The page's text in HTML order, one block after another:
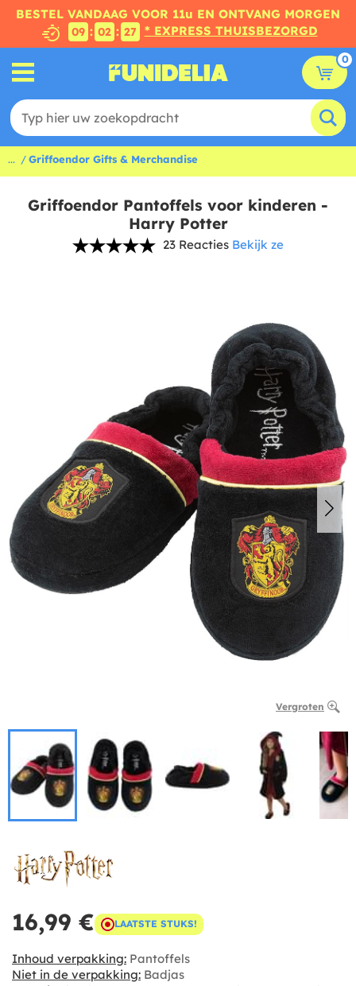
BESTEL VANDAAG VOOR 11u EN ONTVANG MORGEN
09 : 02 : 26 * EXPRESS THUISBEZORGD
0
... Griffoendor Gifts & Merchandise
Griffoendor Pantoffels voor kinderen -
Harry Potter
23 Reacties Bekijk ze
Vergroten
16,99 € LAATSTE STUKS!
Inhoud verpakking: Pantoffels
Niet in de verpakking: Badjas